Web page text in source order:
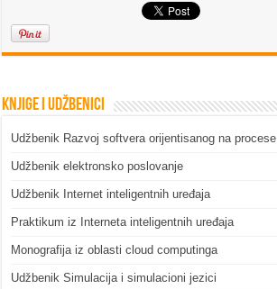
Knjige i udžbenici
Udžbenik Razvoj softvera orijentisanog na procese
Udžbenik elektronsko poslovanje
Udžbenik Internet inteligentnih uređaja
Praktikum iz Interneta inteligentnih uređaja
Monografija iz oblasti cloud computinga
Udžbenik Simulacija i simulacioni jezici